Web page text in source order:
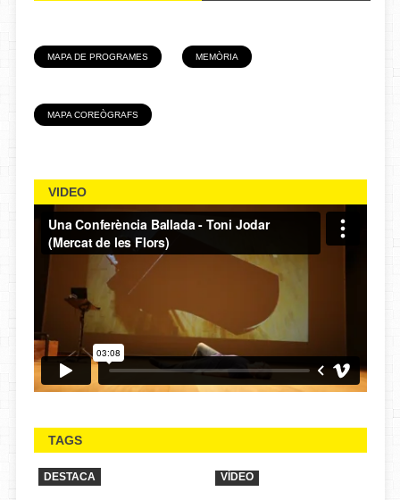
MAPA DE PROGRAMES MEMÒRIA
MAPA COREÒGRAFS
VIDEO
TAGS
DESTACA VÍDEO